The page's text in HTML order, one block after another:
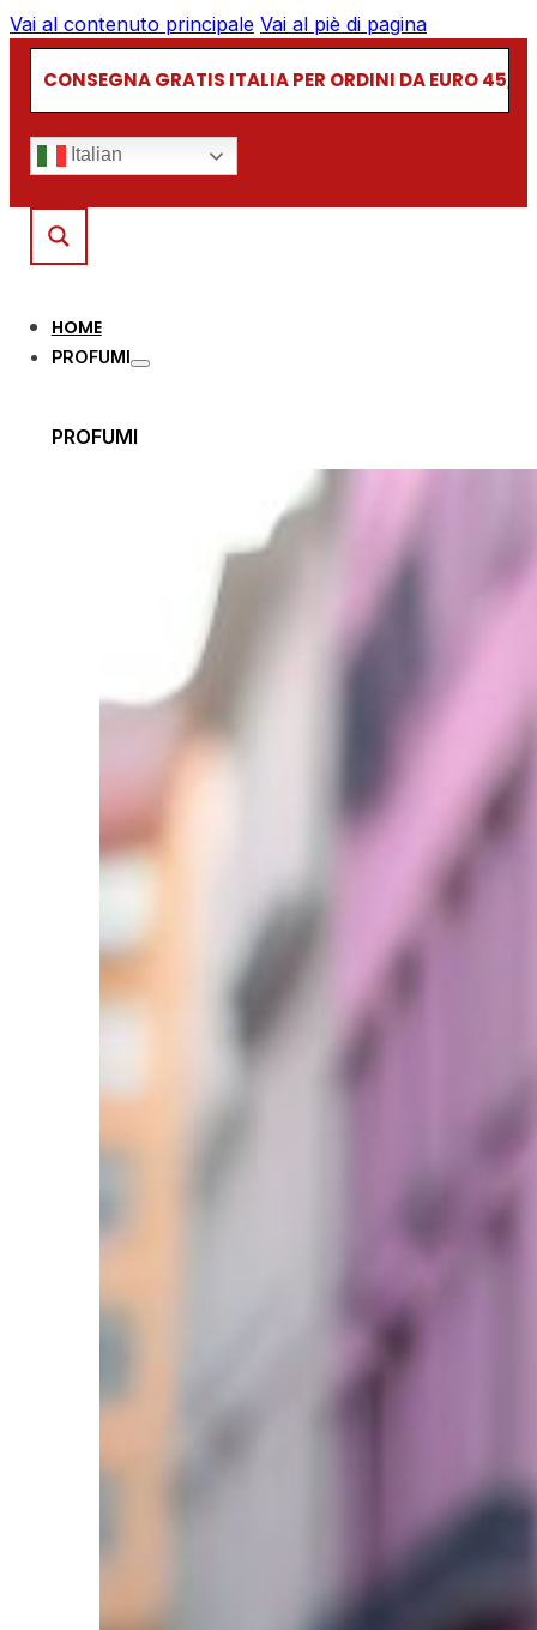
Vai al contenuto principale Vai al piè di pagina
CONSEGNA GRATIS ITALIA PER ORDINI DA EURO
Italian
HOME
PROFUMI
PROFUMI